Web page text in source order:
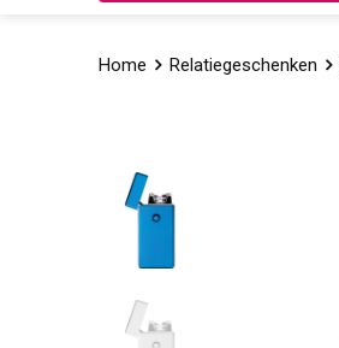
Home Relatiegeschenken